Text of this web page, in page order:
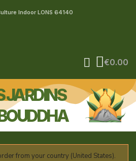
Indoor LONS 64140
€0.00
JARDINS
from your country (United States).